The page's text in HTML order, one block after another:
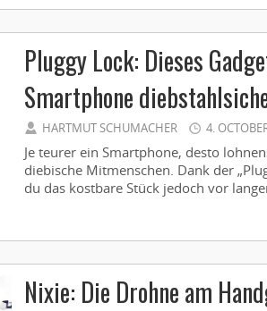
Pluggy Lock: Dieses
Smartphone
HARTMUT SCHUMACHER 4.
Je teurer ein Smartphone, desto
diebische Mitmenschen. Dank der
du das kostbare Stück jedoch vor
Nixie: Die Drohne am